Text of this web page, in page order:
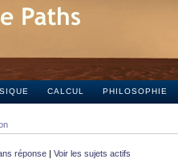
CALCUL PHILOSOPHIE
réponse | Voir les sujets actifs